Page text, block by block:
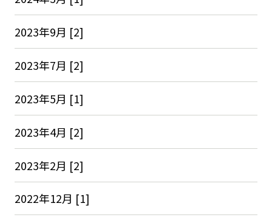
2023年9月 [2]
2023年7月 [2]
2023年5月 [1]
2023年4月 [2]
2023年2月 [2]
2022年12月 [1]